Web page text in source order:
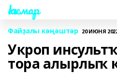
Һаҡмар
Файҙалы кәңәштәр 20 ИЮНЯ
Укроп
тора алырлыҡ